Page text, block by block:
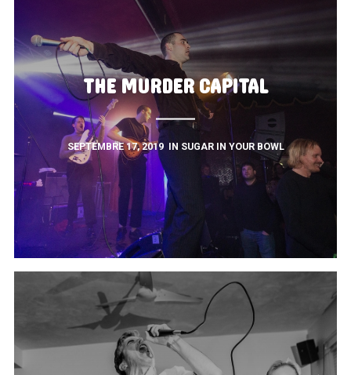
THE MURDER CAPITAL
SEPTEMBRE 17, 2019 IN SUGAR IN YOUR BOWL